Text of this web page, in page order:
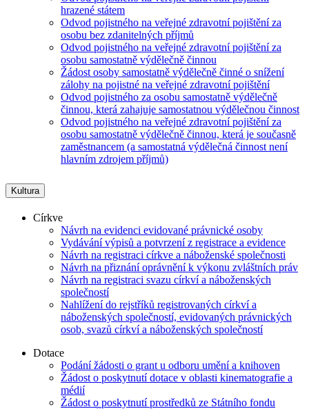
hrazené státem
Odvod pojistného na veřejné zdravotní pojištění za
osobu bez zdanitelných příjmů
Odvod pojistného na veřejné zdravotní pojištění za
osobu samostatně výdělečně činnou
Žádost osoby samostatně výdělečně činné o snížení
zálohy na pojistné na veřejné zdravotní pojištění
Odvod pojistného za osobu samostatně výdělečně
činnou, která zahajuje samostatnou výdělečnou činnost
Odvod pojistného na veřejné zdravotní pojištění za
osobu samostatně výdělečně činnou, která je současně
zaměstnancem (a samostatná výdělečná činnost není
hlavním zdrojem příjmů)
Kultura
Církve
Návrh na evidenci evidované právnické osoby
Vydávání výpisů a potvrzení z registrace a evidence
Návrh na registraci církve a náboženské společnosti
Návrh na přiznání oprávnění k výkonu zvláštních práv
Návrh na registraci svazu církví a náboženských
společností
Nahlížení do rejstříků registrovaných církví a
náboženských společností, evidovaných právnických
osob, svazů církví a náboženských společností
Dotace
Podání žádosti o grant u odboru umění a knihoven
Žádost o poskytnutí dotace v oblasti kinematografie a
médií
Žádost o poskytnutí prostředků ze Státního fondu